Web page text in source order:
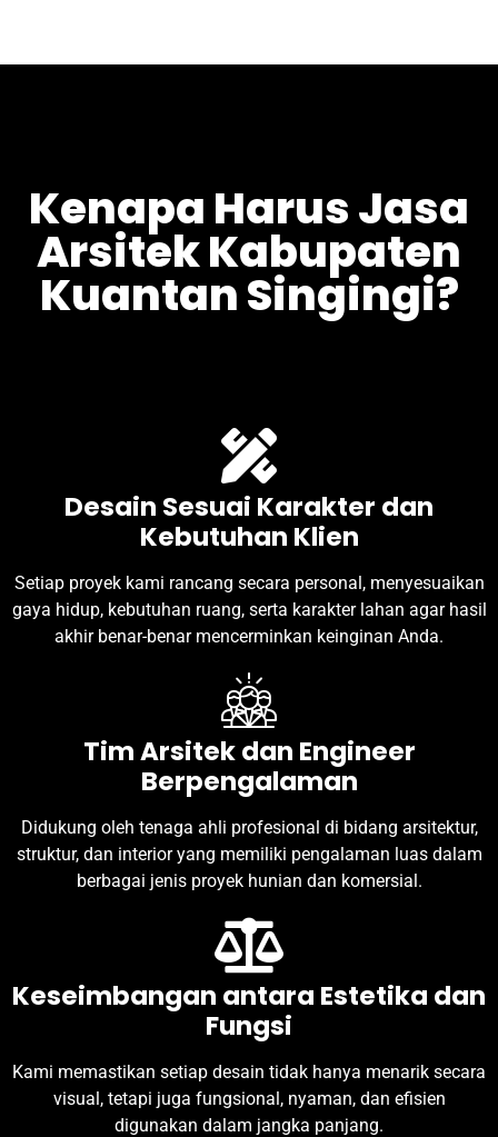
Kenapa Harus Jasa
Arsitek Kabupaten
Kuantan Singingi?
Desain Sesuai Karakter dan
Kebutuhan Klien
Setiap proyek kami rancang secara personal, menyesuaikan
gaya hidup, kebutuhan ruang, serta karakter lahan agar hasil
akhir benar-benar mencerminkan keinginan Anda.
Tim Arsitek dan Engineer
Berpengalaman
Didukung oleh tenaga ahli profesional di bidang arsitektur,
struktur, dan interior yang memiliki pengalaman luas dalam
berbagai jenis proyek hunian dan komersial.
Keseimbangan antara Estetika dan
Fungsi
Kami memastikan setiap desain tidak hanya menarik secara
visual, tetapi juga fungsional, nyaman, dan efisien
digunakan dalam jangka panjang.